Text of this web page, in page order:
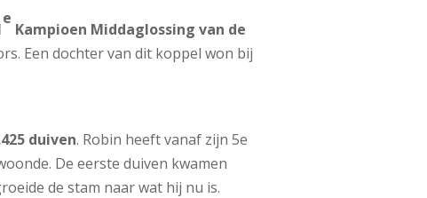
e
Kampioen Middaglossing van de
Een dochter van dit koppel won bij
duiven. Robin heeft vanaf zijn 5e
De eerste duiven kwamen
de stam naar wat hij nu is.